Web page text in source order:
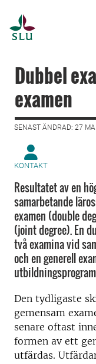
Dubbel
examen
SENAST ÄNDRAD: 27
KONTAKT
Resultatet av en
samarbetande
examen (double
(joint degree). En
två examina vid
och en generell
Den tydligaste
gemensam
senare oftast
formen av ett
utfärdas.